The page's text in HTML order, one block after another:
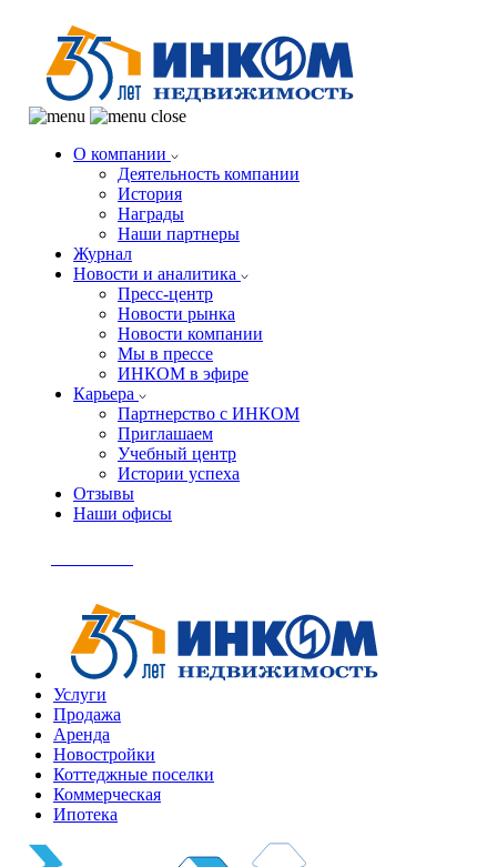
О компании
Деятельность компании
История
Награды
Наши партнеры
Журнал
Новости и аналитика
Пресс-центр
Новости рынка
Новости компании
Мы в прессе
ИНКОМ в эфире
Карьера
Партнерство с ИНКОМ
Приглашаем
Учебный центр
Истории успеха
Отзывы
Наши офисы
Услуги
Продажа
Аренда
Новостройки
Коттеджные поселки
Коммерческая
Ипотека